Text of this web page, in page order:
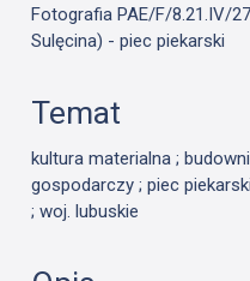
Fotografia PAE/F/8.21.IV/
Sulęcina) - piec piekarski
Temat
kultura materialna ;
gospodarczy ; piec
; woj. lubuskie